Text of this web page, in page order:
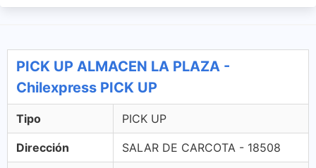
PICK UP ALMACEN LA PLAZA -
Chilexpress PICK UP
Tipo PICK UP
Dirección SALAR DE CARCOTA - 18508